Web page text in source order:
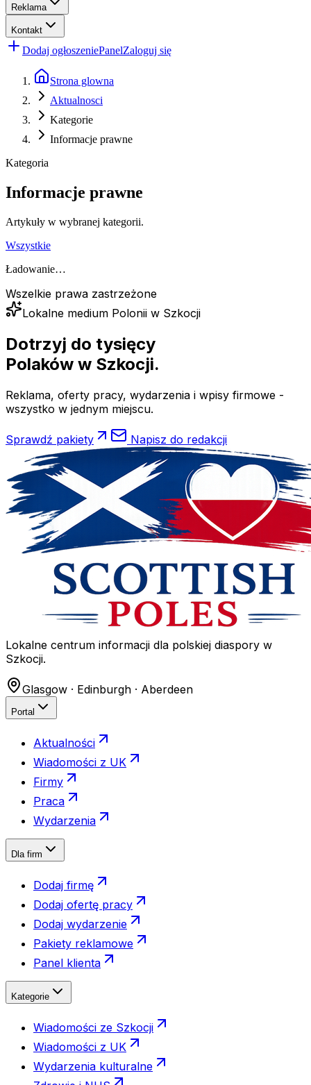
Reklama
Kontakt
Dodaj ogłoszeniePanelZaloguj się
Strona glowna
Aktualnosci
Kategorie
Informacje prawne
Kategoria
Informacje prawne
Artykuły w wybranej kategorii.
Wszystkie
Ładowanie…
Wszelkie prawa zastrzeżone
Lokalne medium Polonii w Szkocji
Dotrzyj do tysięcy
Polaków w Szkocji.
Reklama, oferty pracy, wydarzenia i wpisy firmowe -
wszystko w jednym miejscu.
Sprawdź pakiety Napisz do redakcji
Lokalne centrum informacji dla polskiej diaspory w
Szkocji.
Glasgow · Edinburgh · Aberdeen
Portal
Aktualności
Wiadomości z UK
Firmy
Praca
Wydarzenia
Dla firm
Dodaj firmę
Dodaj ofertę pracy
Dodaj wydarzenie
Pakiety reklamowe
Panel klienta
Kategorie
Wiadomości ze Szkocji
Wiadomości z UK
Wydarzenia kulturalne